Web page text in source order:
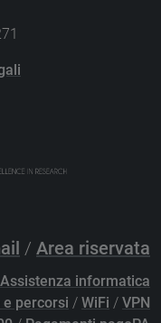
/ Area riservata
Assistenza informatica
e percorsi / WiFi / VPN